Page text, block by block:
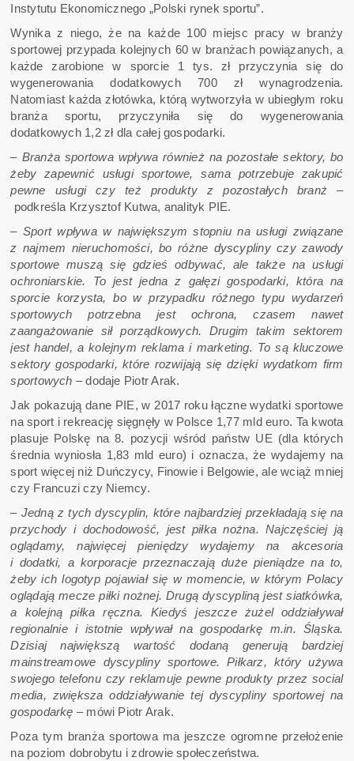
Instytutu Ekonomicznego „Polski rynek sportu”.
Wynika z niego, że na każde 100 miejsc pracy w branży
sportowej przypada kolejnych 60 w branżach powiązanych, a
każde zarobione w sporcie 1 tys. zł przyczynia się do
wygenerowania dodatkowych 700 zł wynagrodzenia.
Natomiast każda złotówka, którą wytworzyła w ubiegłym roku
branża sportu, przyczyniła się do wygenerowania
dodatkowych 1,2 zł dla całej gospodarki.
–Branża sportowa wpływa również na pozostałe sektory, bo
żeby zapewnić usługi sportowe, sama potrzebuje zakupić
pewne usługi czy też produkty z pozostałych branż –
podkreśla Krzysztof Kutwa, analityk PIE.
– Sport wpływa w największym stopniu na usługi związane
z najmem nieruchomości, bo różne dyscypliny czy zawody
sportowe muszą się gdzieś odbywać, ale także na usługi
ochroniarskie. To jest jedna z gałęzi gospodarki, która na
sporcie korzysta, bo w przypadku różnego typu wydarzeń
sportowych potrzebna jest ochrona, czasem nawet
zaangażowanie sił porządkowych. Drugim takim sektorem
jest handel, a kolejnym reklama i marketing. To są kluczowe
sektory gospodarki, które rozwijają się dzięki wydatkom firm
sportowych – dodaje Piotr Arak.
Jak pokazują dane PIE, w 2017 roku łączne wydatki sportowe
na sport i rekreację sięgnęły w Polsce 1,77 mld euro. Ta kwota
plasuje Polskę na 8. pozycji wśród państw UE (dla których
średnia wyniosła 1,83 mld euro) i oznacza, że wydajemy na
sport więcej niż Duńczycy, Finowie i Belgowie, ale wciąż mniej
czy Francuzi czy Niemcy.
–Jedną z tych dyscyplin, które najbardziej przekładają się na
przychody i dochodowość, jest piłka nożna. Najczęściej ją
oglądamy, najwięcej pieniędzy wydajemy na akcesoria
i dodatki, a korporacje przeznaczają duże pieniądze na to,
żeby ich logotyp pojawiał się w momencie, w którym Polacy
oglądają mecze piłki nożnej. Drugą dyscypliną jest siatkówka,
a kolejną piłka ręczna. Kiedyś jeszcze żużel oddziaływał
regionalnie i istotnie wpływał na gospodarkę m.in. Śląska.
Dzisiaj największą wartość dodaną generują bardziej
mainstreamowe dyscypliny sportowe. Piłkarz, który używa
swojego telefonu czy reklamuje pewne produkty przez social
media, zwiększa oddziaływanie tej dyscypliny sportowej na
gospodarkę – mówi Piotr Arak.
Poza tym branża sportowa ma jeszcze ogromne przełożenie
na poziom dobrobytu i zdrowie społeczeństwa.